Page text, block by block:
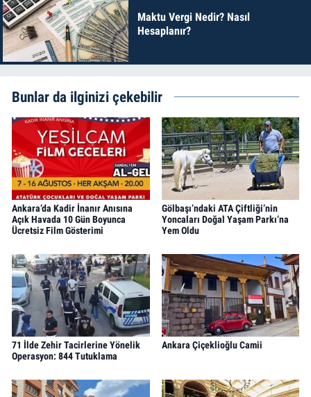
Maktu Vergi Nedir? Nasıl
Hesaplanır?
Bunlar da ilginizi çekebilir
Ankara’da Kadir İnanır Anısına
Açık Havada 10 Gün Boyunca
Ücretsiz Film Gösterimi
Gölbaşı’ndaki ATA Çiftliği’nin
Yoncaları Doğal Yaşam Parkı’na
Yem Oldu
71 İlde Zehir Tacirlerine Yönelik
Operasyon: 844 Tutuklama
Ankara Çiçeklioğlu Camii